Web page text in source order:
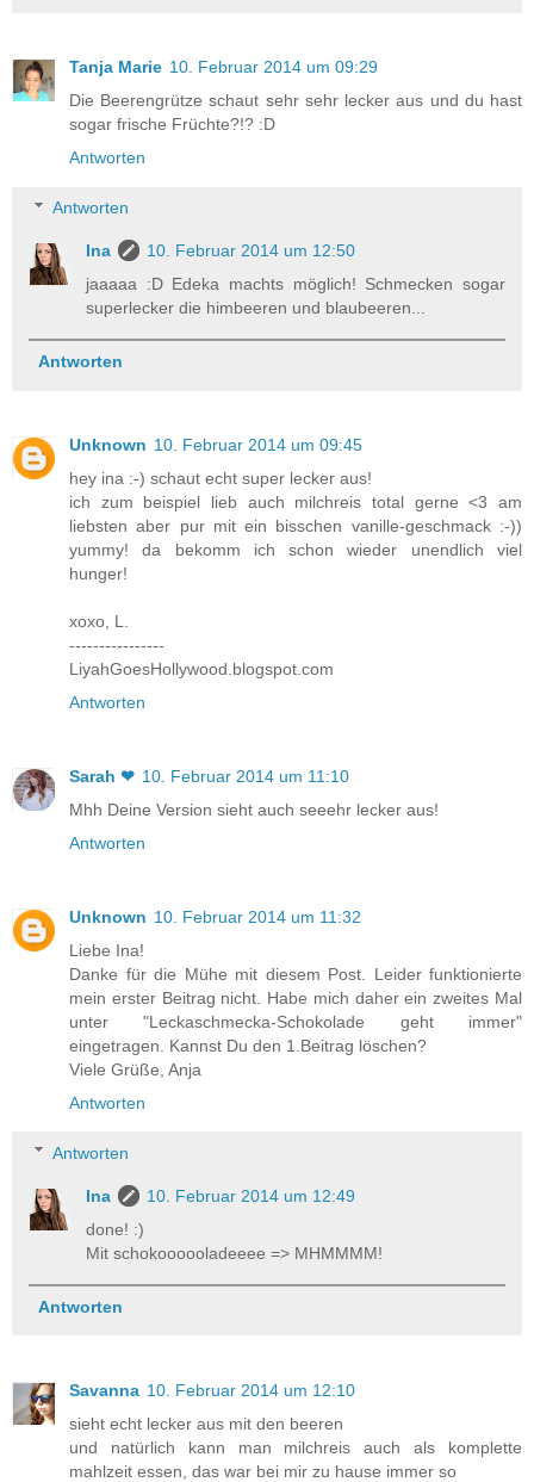
Tanja Marie 10. Februar 2014 um 09:29
Die Beerengrütze schaut sehr sehr lecker aus und du hast
sogar frische Früchte?!? :D
Antworten
Antworten
Ina
10. Februar 2014 um 12:50
jaaaaa :D Edeka machts möglich! Schmecken sogar
superlecker die himbeeren und blaubeeren...
Antworten
Unknown 10. Februar 2014 um 09:45
hey ina :-) schaut echt super lecker aus!
ich zum beispiel lieb auch milchreis total gerne <3 am
liebsten aber pur mit ein bisschen vanille-geschmack :-))
yummy! da bekomm ich schon wieder unendlich viel
hunger!
xoxo, L.
----------------
LiyahGoesHollywood.blogspot.com
Antworten
Sarah ❤ 10. Februar 2014 um 11:10
Mhh Deine Version sieht auch seeehr lecker aus!
Antworten
Unknown 10. Februar 2014 um 11:32
Liebe Ina!
Danke für die Mühe mit diesem Post. Leider funktionierte
mein erster Beitrag nicht. Habe mich daher ein zweites Mal
unter "Leckaschmecka-Schokolade geht immer"
eingetragen. Kannst Du den 1.Beitrag löschen?
Viele Grüße, Anja
Antworten
Antworten
Ina
10. Februar 2014 um 12:49
done! :)
Mit schokoooooladeeee => MHMMMM!
Antworten
Savanna 10. Februar 2014 um 12:10
sieht echt lecker aus mit den beeren
und natürlich kann man milchreis auch als komplette
mahlzeit essen, das war bei mir zu hause immer so